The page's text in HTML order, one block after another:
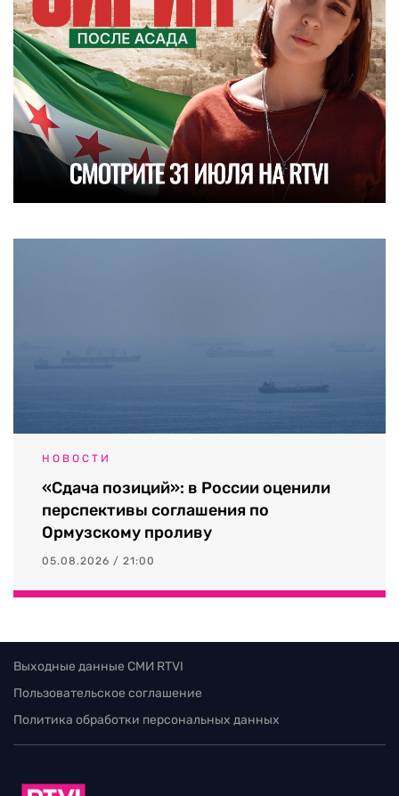
НОВОСТИ
«Сдача позиций»: в России оценили
перспективы соглашения по
Ормузскому проливу
05.08.2026 / 21:00
Выходные данные СМИ RTVI
Пользовательское соглашение
Политика обработки персональных данных